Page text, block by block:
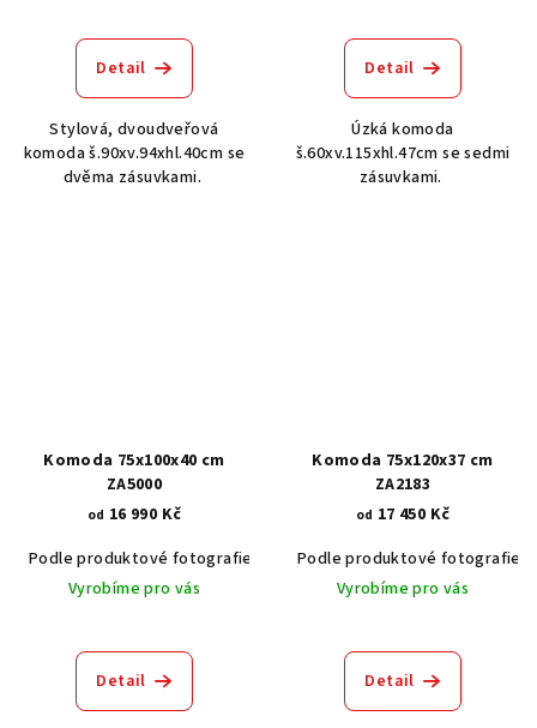
Detail
Stylová, dvoudveřová
komoda š.90xv.94xhl.40cm se
dvěma zásuvkami.
Detail
Úzká komoda
š.60xv.115xhl.47cm se sedmi
zásuvkami.
Komoda 75x100x40 cm
ZA5000
od 16 990 Kč
Podle produktové fotografie
Akát vintage BT1551
Ořech
Vyrobíme pro vás
Detail
Komoda 75x120x37 cm
ZA2183
od 17 450 Kč
Podle produktové fotografie
Vyrobíme pro vás
Detail